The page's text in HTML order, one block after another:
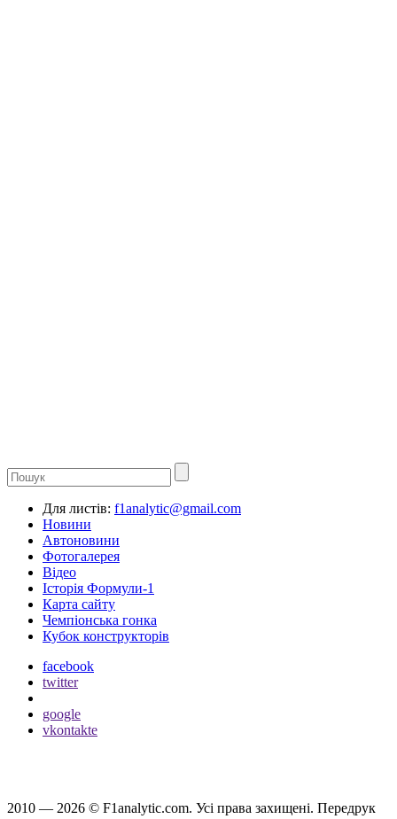
Для листів: f1analytic@gmail.com
Новини
Автоновини
Фотогалерея
Відео
Історія Формули-1
Карта сайту
Чемпіонська гонка
Кубок конструкторів
facebook
twitter
google
vkontakte
2010 — 2026 © F1analytic.com. Усi права захищенi. Передрук